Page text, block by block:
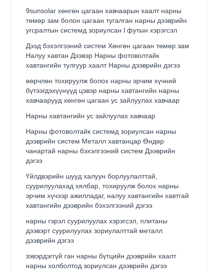
9sunsolar хөнгөн цагаан хавчаарын хаалт нарны
төмөр зам болон цагаан тугалган нарны дээврийн
угсралтын системд зориулсан l футын хэрэгсэл
Дээд бэхэлгээний систем Хөнгөн цагаан төмөр зам
Налуу хавтан Дээвэр Нарны фотоволтайк
хавтангийн тулгуур хаалт Нарны дээврийн дэгээ
өөрчлөн тохируулж болох нарны эрчим хүчний
бүтээгдэхүүнүүд цэвэр нарны хавтангийн нарны
хавчаарууд хөнгөн цагаан ус зайлуулах хавчаар
Нарны хавтангийн ус зайлуулах хавчаар
Нарны фотоволтайк системд зориулсан нарны
дээврийн систем Металл хавтанцар Өндөр
чанартай нарны бэхэлгээний систем Дээврийн
дэгээ
Үйлдвэрийн шууд халуун борлуулалттай,
суурилуулахад хялбар, тохируулж болох нарны
эрчим хүчээр ажилладаг, налуу хавтангийн хавтгай
хавтангийн дээврийн бэхэлгээний дэгээ
нарны гэрэл суурилуулах хэрэгсэл, плитаны
дээвэрт суурилуулах зориулалттай металл
дээврийн дэгээ
зэвэрдэггүй ган нарны бүтцийн дээврийн хаалт
нарны холболтод зориулсан дээврийн дэгээ